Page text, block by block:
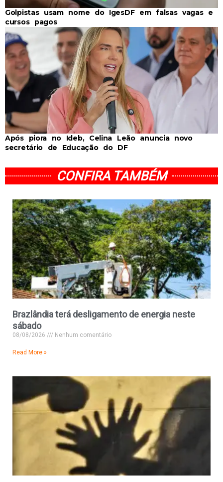
Golpistas usam nome do IgesDF em falsas vagas e
cursos pagos
Após piora no Ideb, Celina Leão anuncia novo
secretário de Educação do DF
CONFIRA TAMBÉM
Brazlândia terá desligamento de energia neste
sábado
08/08/2026 Nenhum comentário
Read More »